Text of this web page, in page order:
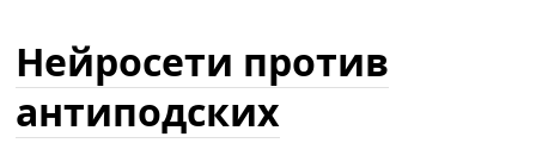
Нейросети против
антиподских